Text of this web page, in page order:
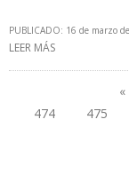
PUBLICADO: 16 de marzo
LEER MÁS
Páginas
474
475